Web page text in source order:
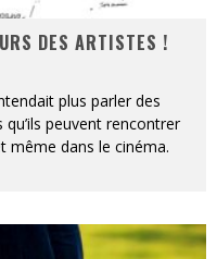
DES ARTISTES !
plus parler des
peuvent rencontrer
même dans le cinéma.